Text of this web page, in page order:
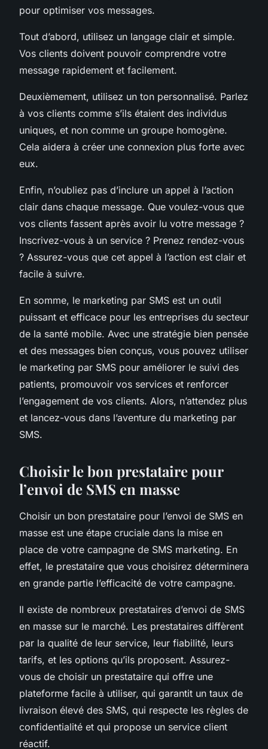
pour optimiser vos messages.
Tout d’abord, utilisez un langage clair et simple.
Vos clients doivent pouvoir comprendre votre
message rapidement et facilement.
Deuxièmement, utilisez un ton personnalisé. Parlez
à vos clients comme s’ils étaient des individus
uniques, et non comme un groupe homogène.
Cela aidera à créer une connexion plus forte avec
eux.
Enfin, n’oubliez pas d’inclure un appel à l’action
clair dans chaque message. Que voulez-vous que
vos clients fassent après avoir lu votre message ?
Inscrivez-vous à un service ? Prenez rendez-vous
? Assurez-vous que cet appel à l’action est clair et
facile à suivre.
En somme, le marketing par SMS est un outil
puissant et efficace pour les entreprises du secteur
de la santé mobile. Avec une stratégie bien pensée
et des messages bien conçus, vous pouvez utiliser
le marketing par SMS pour améliorer le suivi des
patients, promouvoir vos services et renforcer
l’engagement de vos clients. Alors, n’attendez plus
et lancez-vous dans l’aventure du marketing par
SMS.
Choisir le bon prestataire pour
l’envoi de SMS en masse
Choisir un bon prestataire pour l’envoi de SMS en
masse est une étape cruciale dans la mise en
place de votre campagne de SMS marketing. En
effet, le prestataire que vous choisirez déterminera
en grande partie l’efficacité de votre campagne.
Il existe de nombreux prestataires d’envoi de SMS
en masse sur le marché. Les prestataires diffèrent
par la qualité de leur service, leur fiabilité, leurs
tarifs, et les options qu’ils proposent. Assurez-
vous de choisir un prestataire qui offre une
plateforme facile à utiliser, qui garantit un taux de
livraison élevé des SMS, qui respecte les règles de
confidentialité et qui propose un service client
réactif.